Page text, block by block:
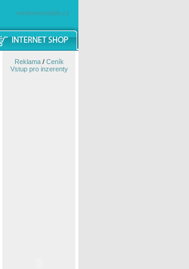
windowsmobile.cz
Reklama/ Ceník
Vstup pro inzerenty